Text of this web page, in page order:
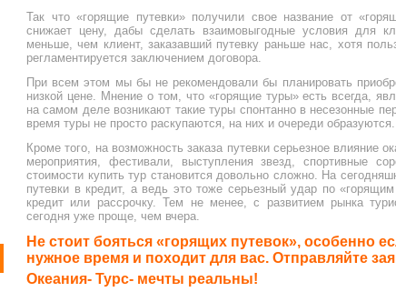
Так что «горящие путевки» получили свое название от
снижает цену, дабы сделать взаимовыгодные условия для
меньше, чем клиент, заказавший путевку раньше нас, хотя
регламентируется заключением договора.
При всем этом мы бы не рекомендовали бы планировать
низкой цене. Мнение о том, что «горящие туры» есть всегда,
на самом деле возникают такие туры спонтанно в несезонные
время туры не просто раскупаются, на них и очереди образуются.
Кроме того, на возможность заказа путевки серьезное влияние
мероприятия, фестивали, выступления звезд, спортивные
стоимости купить тур становится довольно сложно. На
путевки в кредит, а ведь это тоже серьезный удар по
кредит или рассрочку. Тем не менее, с развитием рынка
сегодня уже проще, чем вчера.
Не стоит бояться «горящих путевок», особенно
нужное время и походит для вас. Отправляйте
Океания- Турс- мечты реальны!